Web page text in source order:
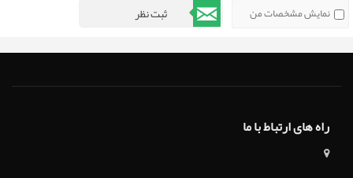
نمایش مشخصات من
راه های ارتباط با ما